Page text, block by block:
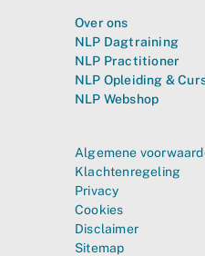
Over ons
NLP Dagtraining
NLP Practitioner
NLP Opleiding &
NLP Webshop
Algemene
Klachtenregeling
Privacy
Cookies
Disclaimer
Sitemap